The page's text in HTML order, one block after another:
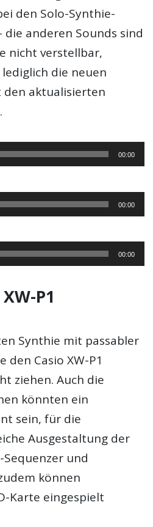
den Solo-Synthie-
die anderen Sounds sind
nicht verstellbar,
die neuen
den aktualisierten
00:00
00:00
00:00
P1
Synthie mit passabler
Casio XW-P1
ziehen. Auch die
könnten ein
sein, für die
Ausgestaltung der
und
können
Karte eingespielt